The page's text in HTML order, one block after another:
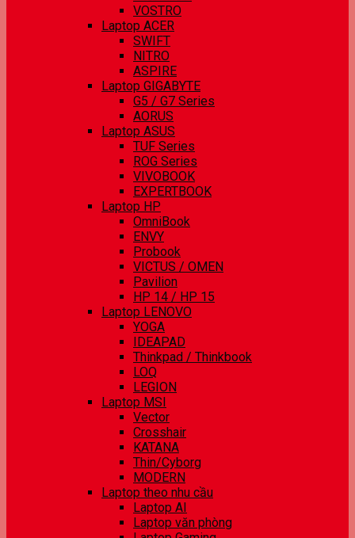
VOSTRO
Laptop ACER
SWIFT
NITRO
ASPIRE
Laptop GIGABYTE
G5 / G7 Series
AORUS
Laptop ASUS
TUF Series
ROG Series
VIVOBOOK
EXPERTBOOK
Laptop HP
OmniBook
ENVY
Probook
VICTUS / OMEN
Pavilion
HP 14 / HP 15
Laptop LENOVO
YOGA
IDEAPAD
Thinkpad / Thinkbook
LOQ
LEGION
Laptop MSI
Vector
Crosshair
KATANA
Thin/Cyborg
MODERN
Laptop theo nhu cầu
Laptop AI
Laptop văn phòng